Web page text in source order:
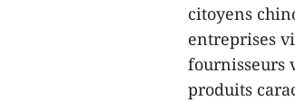
citoyens
entreprises
fournisseurs
produits